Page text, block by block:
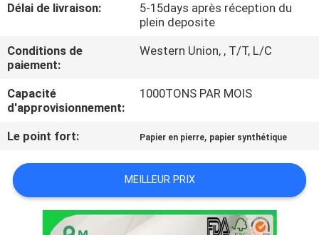
DE
LA
QUALITÉ
NOUS
CONTACTER
NOUVELLES
Délai de livraison:
5-15days après réception du
plein deposite
Conditions de
paiement:
Western Union, , T/T, L/C
Capacité
d'approvisionnement:
1000TONS PAR MOIS
Le point fort: Papier en pierre, papier synthétique
MEILLEUR PRIX